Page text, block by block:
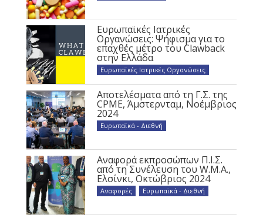
Ευρωπαϊκές Ιατρικές
Οργανώσεις: Ψήφισμα για το
επαχθές μέτρο του Clawback
στην Ελλάδα
Ευρωπαϊκές Ιατρικές Οργανώσεις
Αποτελέσματα από τη Γ.Σ. της
CPME, Άμστερνταμ, Νοέμβριος
2024
Ευρωπαϊκά - Διεθνή
Αναφορά εκπροσώπων Π.Ι.Σ.
από τη Συνέλευση του W.M.A.,
Ελσίνκι, Οκτώβριος 2024
Αναφορές Ευρωπαϊκά - Διεθνή